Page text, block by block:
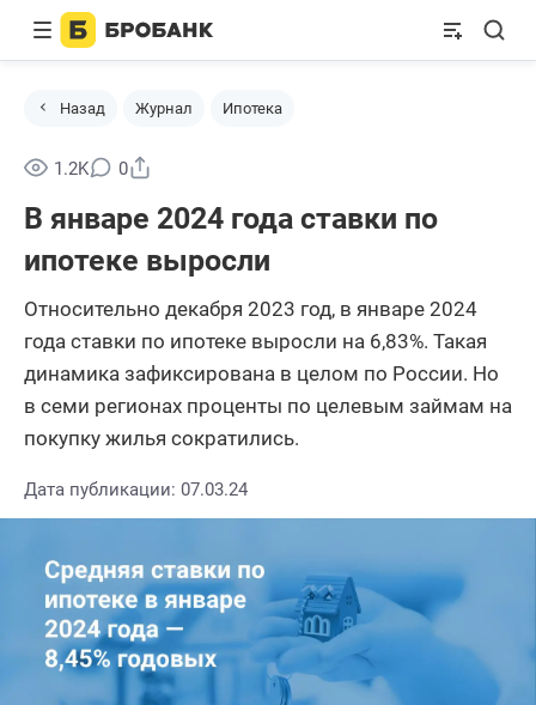
Назад Журнал Ипотека
1.2K 0
В январе 2024 года ставки по
ипотеке выросли
Относительно декабря 2023 год, в январе 2024
года ставки по ипотеке выросли на 6,83%. Такая
динамика зафиксирована в целом по России. Но
в семи регионах проценты по целевым займам на
покупку жилья сократились.
Дата публикации: 07.03.24